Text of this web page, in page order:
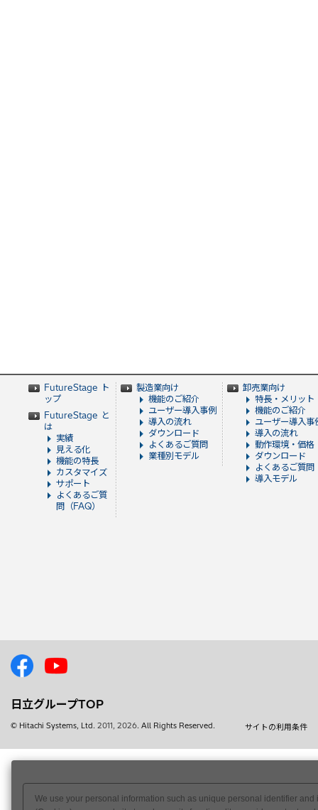
FutureStage ト
ップ
FutureStage と
は
実績
見える化
機能の特長
カスタマイズ
サポート
よくあるご質
問（FAQ）
製造業向け
機能のご紹介
ユーザー導入事例
導入の流れ
ダウンロード
よくあるご質問
業種別モデル
卸売業向け
特長・メリット
機能のご紹介
ユーザー導入事
導入の流れ
動作環境・価格
ダウンロード
よくあるご質問
導入モデル
日立グループTOP
サイトの利用条件
© Hitachi Systems, Ltd. 2011, 2026. All Rights Reserved.
We use your personal information such as unique personal identifier